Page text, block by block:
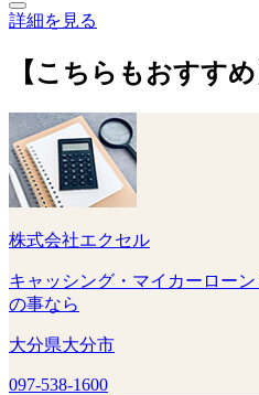
詳細を見る
【こちらもおすすめ
株式会社エクセル
キャッシング・マイカーロー
の事なら
大分県大分市
097-538-1600